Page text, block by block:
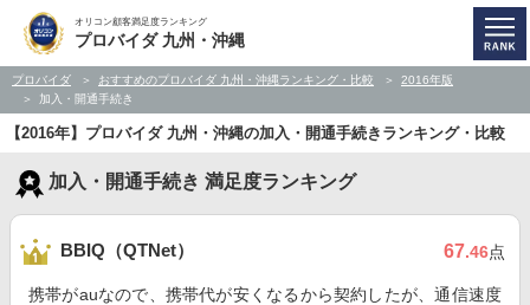
オリコン顧客満足度ランキング
プロバイダ 九州・沖縄
プロバイダ おすすめのプロバイダ 九州・沖縄ランキング・比較
2016年版
加入・開通手続き
【2016年】プロバイダ 九州・沖縄の加入・開通手続きランキング・比較
加入・開通手続き 満足度ランキング
BBIQ（QTNet） 67.46点
携帯がauなので、携帯代が安くなるから契約したが、通信速度